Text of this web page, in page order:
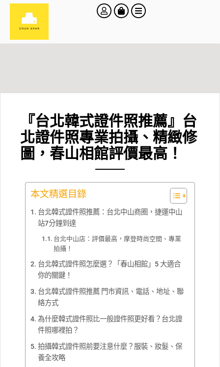
『台北韓式證件照推薦』台
北證件照專業拍攝、精緻修
圖，春山相館評價最高！
本文精選目錄
台北韓式證件照推薦：台北中山商圈，捷運中山
站7分鐘到達
台北中山店：評價最高，摩登時尚空間、專業
拍攝！
台北韓式證件照怎麼選？「春山相館」5 大適合
你的關鍵！
台北韓式證件照推薦 門市資訊、電話、地址、聯
絡方式
為什麼韓式證件照比一般證件照更好看？台北證
件照哪裡拍？
拍攝韓式證件照前要注意什麼？服裝、妝髮、保
養全攻略